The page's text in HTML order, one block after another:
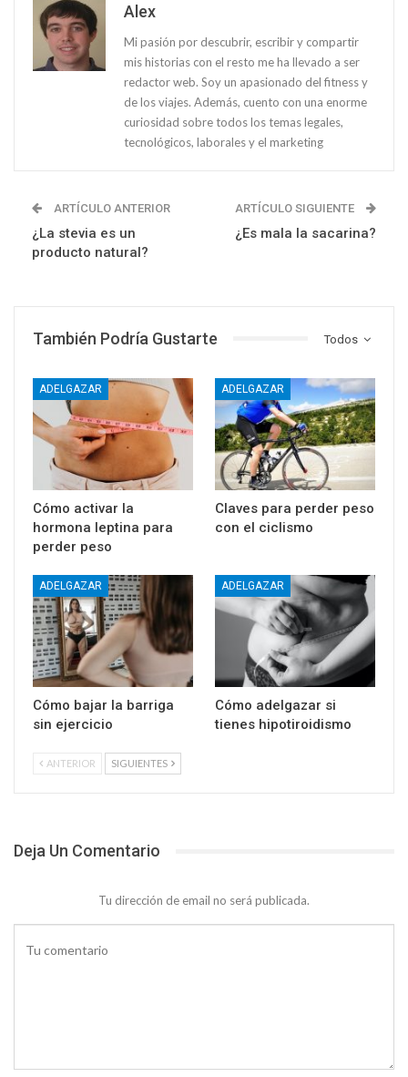
Alex
Mi pasión por descubrir, escribir y compartir
mis historias con el resto me ha llevado a ser
redactor web. Soy un apasionado del fitness y
de los viajes. Además, cuento con una enorme
curiosidad sobre todos los temas legales,
tecnológicos, laborales y el marketing
ARTÍCULO ANTERIOR
¿La stevia es un
producto natural?
ARTÍCULO SIGUIENTE
¿Es mala la sacarina?
Todos
También Podría Gustarte
ADELGAZAR
Cómo activar la
hormona leptina para
perder peso
ADELGAZAR
Claves para perder peso
con el ciclismo
ADELGAZAR
Cómo bajar la barriga
sin ejercicio
ADELGAZAR
Cómo adelgazar si
tienes hipotiroidismo
ANTERIOR SIGUIENTES
Deja Un Comentario
Tu dirección de email no será publicada.